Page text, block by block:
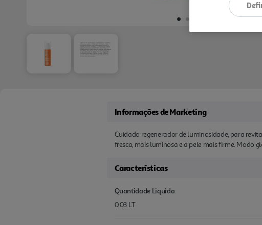
Informações de Marketing
Cuidado regenerador de luminosidade, para
fresca, mais luminosa e a pele mais firme. Modo
Características
Quantidade Liquida
0.03 LT